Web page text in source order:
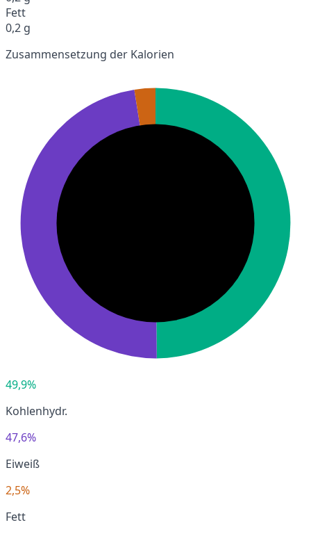
Fett
0,2 g
Zusammensetzung der Kalorien
49,9%
Kohlenhydr.
47,6%
Eiweiß
2,5%
Fett